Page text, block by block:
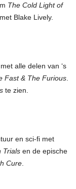
The Cold Light of
met Blake Lively.
alle delen van ‘s
Fast & The Furious
te zien.
en sci-fi met
Trials en de epische
Cure